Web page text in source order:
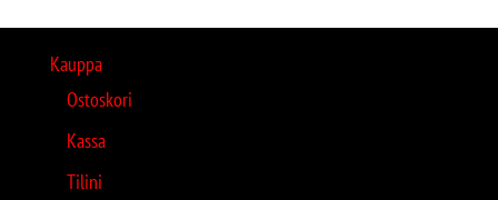
Kauppa
Ostoskori
Kassa
Tilini